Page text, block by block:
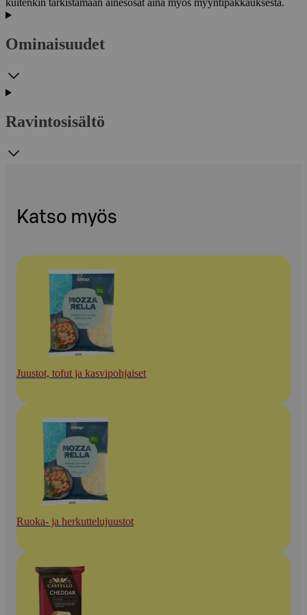
kuitenkin tarkistamaan ainesosat aina myös myyntipakkauksesta.
Ominaisuudet
Ravintosisältö
Katso myös
Juustot, tofut ja kasvipohjaiset
Ruoka- ja herkuttelujuustot